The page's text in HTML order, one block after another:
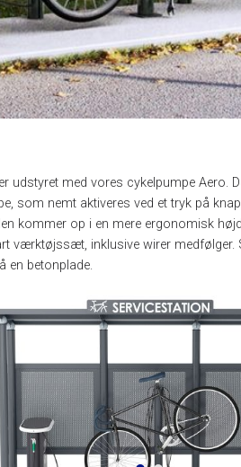
udstyret med vores cykelpumpe Aero.
som nemt aktiveres ved et tryk på
kommer op i en mere ergonomisk
værktøjssæt, inklusive wirer medfølger.
en betonplade.